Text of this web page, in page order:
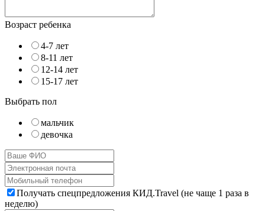
Возраст ребенка
4-7 лет
8-11 лет
12-14 лет
15-17 лет
Выбрать пол
мальчик
девочка
Получать спецпредложения КИД.Travel (не чаще 1 раза в
неделю)